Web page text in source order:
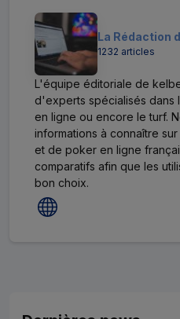
La Rédaction
1232 articles
L'équipe éditoriale de
d'experts spécialisés dans
en ligne ou encore le turf.
informations à connaître
et de poker en ligne
comparatifs afin que les
bon choix.